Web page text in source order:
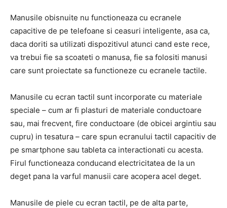
Manusile obisnuite nu functioneaza cu ecranele
capacitive de pe telefoane si ceasuri inteligente, asa ca,
daca doriti sa utilizati dispozitivul atunci cand este rece,
va trebui fie sa scoateti o manusa, fie sa folositi manusi
care sunt proiectate sa functioneze cu ecranele tactile.
Manusile cu ecran tactil sunt incorporate cu materiale
speciale – cum ar fi plasturi de materiale conductoare
sau, mai frecvent, fire conductoare (de obicei argintiu sau
cupru) in tesatura – care spun ecranului tactil capacitiv de
pe smartphone sau tableta ca interactionati cu acesta.
Firul functioneaza conducand electricitatea de la un
deget pana la varful manusii care acopera acel deget.
Manusile de piele cu ecran tactil, pe de alta parte,